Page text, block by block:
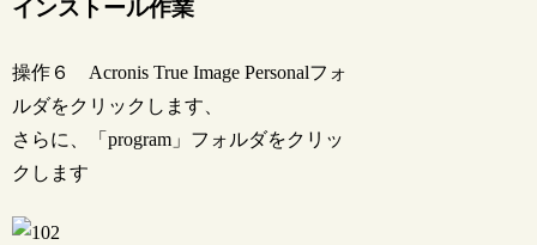
インストール作業
操作６ Acronis True Image Personalフォ
ルダをクリックします、
さらに、「program」フォルダをクリッ
クします